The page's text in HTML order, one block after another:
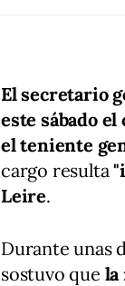
El secretario
este sábado
el teniente
cargo resulta
Leire.
Durante unas
sostuvo que la